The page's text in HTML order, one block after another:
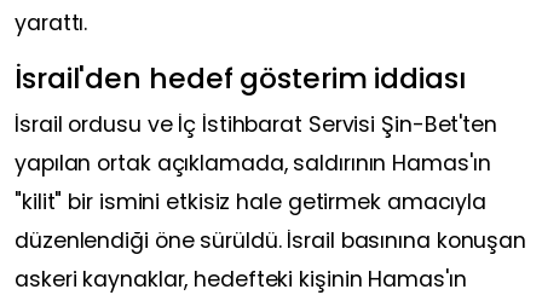
yarattı.
İsrail'den hedef gösterim iddiası
İsrail ordusu ve İç İstihbarat Servisi Şin-Bet'ten
yapılan ortak açıklamada, saldırının Hamas'ın
"kilit" bir ismini etkisiz hale getirmek amacıyla
düzenlendiği öne sürüldü. İsrail basınına konuşan
askeri kaynaklar, hedefteki kişinin Hamas'ın